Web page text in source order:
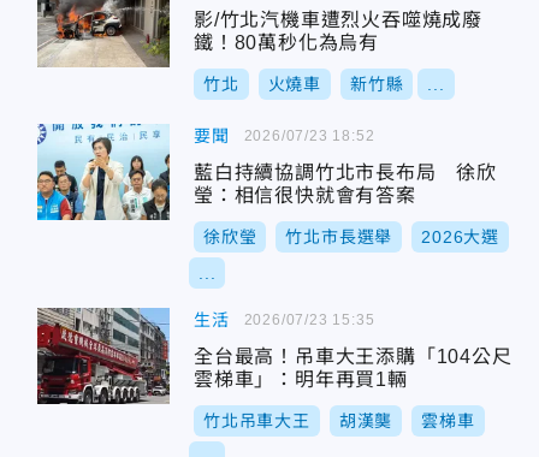
影/竹北汽機車遭烈火吞噬燒成廢
鐵！80萬秒化為烏有
竹北 火燒車 新竹縣
要聞
藍白持續協調竹北市長布局 徐欣
瑩：相信很快就會有答案
徐欣瑩 竹北市長選舉 2026大選
2026/07/23 18:52
生活
全台最高！吊車大王添購「104公尺
雲梯車」：明年再買1輛
竹北吊車大王 胡漢龑 雲梯車
2026/07/23 15:35